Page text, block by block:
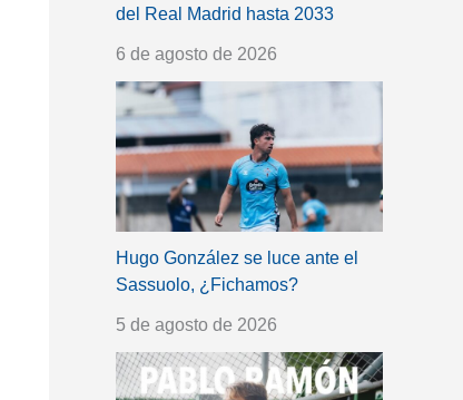
del Real Madrid hasta 2033
6 de agosto de 2026
Hugo González se luce ante el
Sassuolo, ¿Fichamos?
5 de agosto de 2026